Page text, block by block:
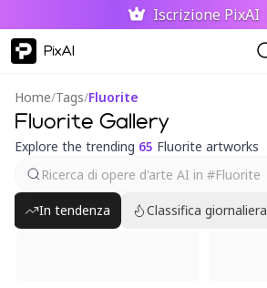
Iscrizione PixAI
PixAI
Home/Tags/Fluorite
Fluorite Gallery
Explore the trending 65 Fluorite artworks
In tendenza Classifica giornaliera